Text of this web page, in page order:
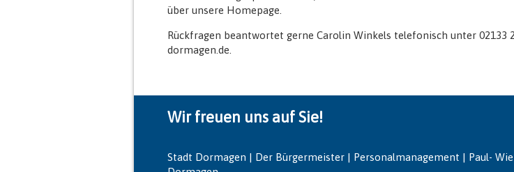
über unsere Homepage.
Rückfragen beantwortet gerne Carolin Winkels telefonisch unter 02133
dormagen.de.
Wir freuen uns auf Sie!
Stadt Dormagen | Der Bürgermeister | Personalmanagement | Paul-